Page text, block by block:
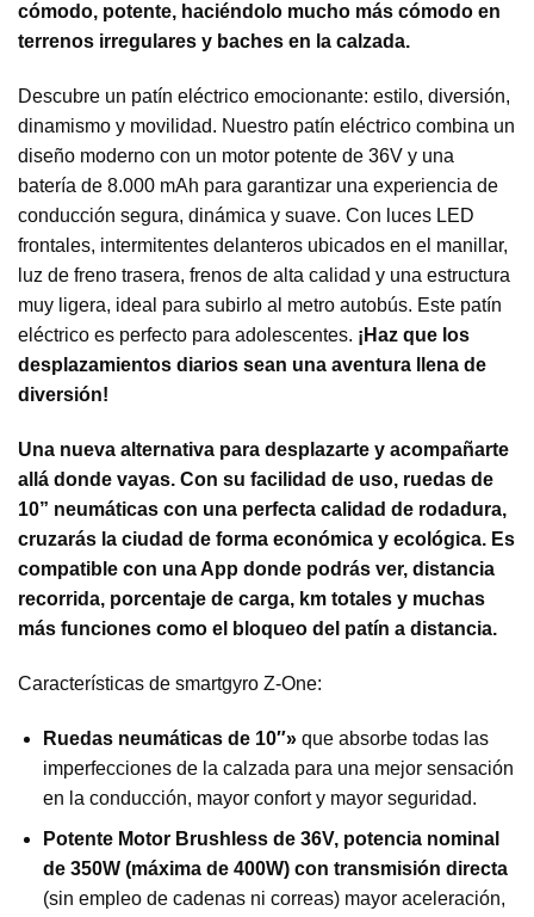
cómodo, potente, haciéndolo mucho más cómodo en
terrenos irregulares y baches en la calzada.
Descubre un patín eléctrico emocionante: estilo, diversión,
dinamismo y movilidad. Nuestro patín eléctrico combina un
diseño moderno con un motor potente de 36V y una
batería de 8.000 mAh para garantizar una experiencia de
conducción segura, dinámica y suave. Con luces LED
frontales, intermitentes delanteros ubicados en el manillar,
luz de freno trasera, frenos de alta calidad y una estructura
muy ligera, ideal para subirlo al metro autobús. Este patín
eléctrico es perfecto para adolescentes. ¡Haz que los
desplazamientos diarios sean una aventura llena de
diversión!
Una nueva alternativa para desplazarte y acompañarte
allá donde vayas. Con su facilidad de uso, ruedas de
10” neumáticas con una perfecta calidad de rodadura,
cruzarás la ciudad de forma económica y ecológica. Es
compatible con una App donde podrás ver, distancia
recorrida, porcentaje de carga, km totales y muchas
más funciones como el bloqueo del patín a distancia.
Características de smartgyro Z-One:
Ruedas neumáticas de 10″» que absorbe todas las
imperfecciones de la calzada para una mejor sensación
en la conducción, mayor confort y mayor seguridad.
Potente Motor Brushless de 36V, potencia nominal
de 350W (máxima de 400W)con transmisión directa
(sin empleo de cadenas ni correas) mayor aceleración,